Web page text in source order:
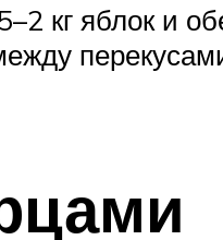
кг яблок и